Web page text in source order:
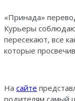
«Принада»
Курьеры
пересекают, все
которые
На сайте
родителям самый